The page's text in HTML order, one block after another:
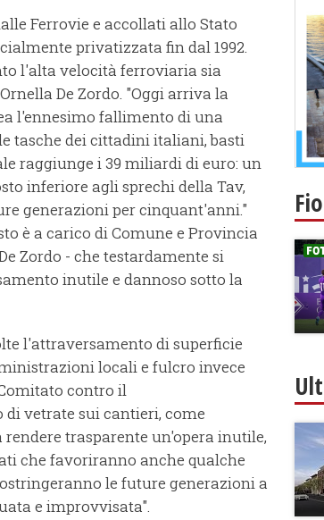
Ferrovie e accollati allo Stato
privatizzata fin dal 1992.
l'alta velocità ferroviaria sia
De Zordo. "Oggi arriva la
l'ennesimo fallimento di una
tasche dei cittadini italiani, basti
raggiunge i 39 miliardi di euro: un
inferiore agli sprechi della Tav,
generazioni per cinquant'anni."
è a carico di Comune e Provincia
Zordo - che testardamente si
inutile e dannoso sotto la
l'attraversamento di superficie
locali e fulcro invece
contro il
vetrate sui cantieri, come
trasparente un'opera inutile,
che favoriranno anche qualche
le future generazioni a
e improvvisata".